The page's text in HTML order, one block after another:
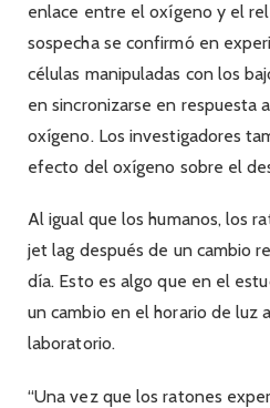
enlace entre el oxígeno y el
sospecha se confirmó en
células manipuladas con los
en sincronizarse en respuesta
oxígeno. Los investigadores
efecto del oxígeno sobre el
Al igual que los humanos, los
jet lag después de un cambio
día. Esto es algo que en el
un cambio en el horario de luz
laboratorio.
“Una vez que los ratones